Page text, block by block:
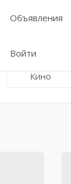
Объявления
Войти
Кино